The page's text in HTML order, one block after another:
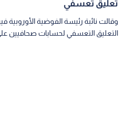
تعليق تعسفي
وقالت نائبة رئيسة الفوضية الأوروبية
التعليق التعسفي لحسابات صحافيين